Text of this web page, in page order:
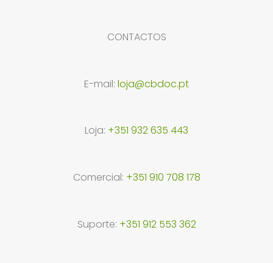
CONTACTOS
E-mail: loja@cbdoc.pt
Loja: +351 932 635 443
Comercial: +351 910 708 178
Suporte: +351 912 553 362